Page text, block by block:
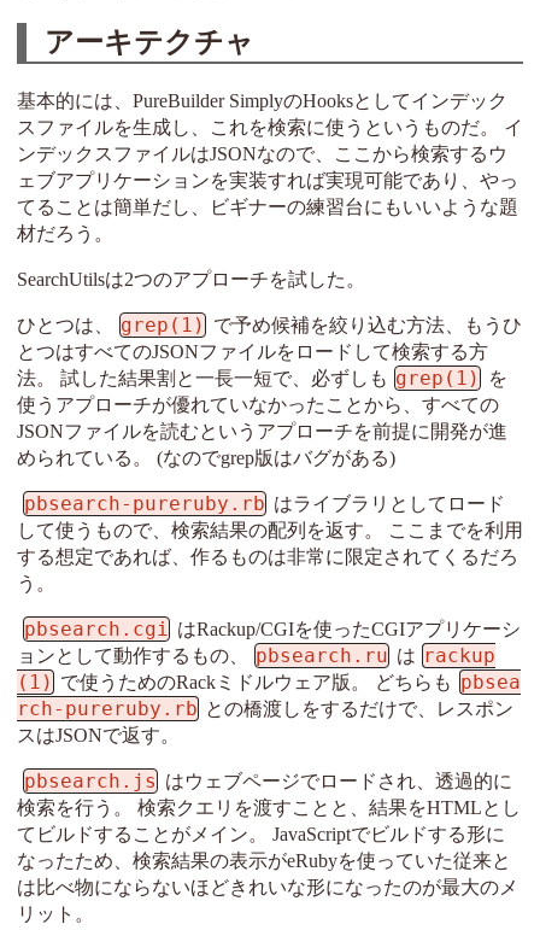
アーキテクチャ
基本的には、PureBuilder SimplyのHooksとしてインデック
スファイルを生成し、これを検索に使うというものだ。 イ
ンデックスファイルはJSONなので、ここから検索するウ
ェブアプリケーションを実装すれば実現可能であり、やっ
てることは簡単だし、ビギナーの練習台にもいいような題
材だろう。
SearchUtilsは2つのアプローチを試した。
ひとつは、 grep(1) で予め候補を絞り込む方法、もうひ
とつはすべてのJSONファイルをロードして検索する方
法。 試した結果割と一長一短で、必ずしも grep(1) を
使うアプローチが優れていなかったことから、すべての
JSONファイルを読むというアプローチを前提に開発が進
められている。 (なのでgrep版はバグがある)
pbsearch-pureruby.rb はライブラリとしてロード
して使うもので、検索結果の配列を返す。 ここまでを利用
する想定であれば、作るものは非常に限定されてくるだろ
う。
pbsearch.cgi はRackup/CGIを使ったCGIアプリケーシ
ョンとして動作するもの、
pbsearch.ru は rackup
(1) で使うためのRackミドルウェア版。 どちらも pbsea
rch-pureruby.rb との橋渡しをするだけで、レスポン
スはJSONで返す。
pbsearch.js はウェブページでロードされ、透過的に
検索を行う。 検索クエリを渡すことと、結果をHTMLとし
てビルドすることがメイン。 JavaScriptでビルドする形に
なったため、検索結果の表示がeRubyを使っていた従来と
は比べ物にならないほどきれいな形になったのが最大のメ
リット。